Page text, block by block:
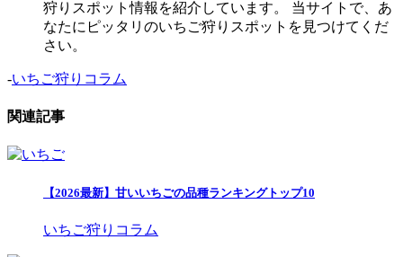
狩りスポット情報を紹介しています。 当サイトで、あ
なたにピッタリのいちご狩りスポットを見つけてくだ
さい。
-いちご狩りコラム
関連記事
【2026最新】甘いいちごの品種ランキングトップ10
いちご狩りコラム